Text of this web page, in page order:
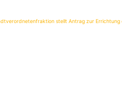
stellt Antrag zur Errichtung